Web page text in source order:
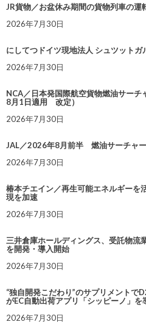
JR貨物／お盆休み期間の貨物列車の運
2026年7月30日
にしてつドイツ現地法人 シュツット
2026年7月30日
NCA／日本発国際航空貨物燃油サー
8月1日適用 改定）
2026年7月30日
JAL／2026年8月前半 燃油サーチャ
2026年7月30日
椿本チエイン／再生可能エネルギーを
現を加速
2026年7月30日
三井倉庫ホールディングス、受託物流
を開発・導入開始
2026年7月30日
“独自開発こだわり”のサプリメントで
がEC自動出荷アプリ「シッピーノ」を
2026年7月30日